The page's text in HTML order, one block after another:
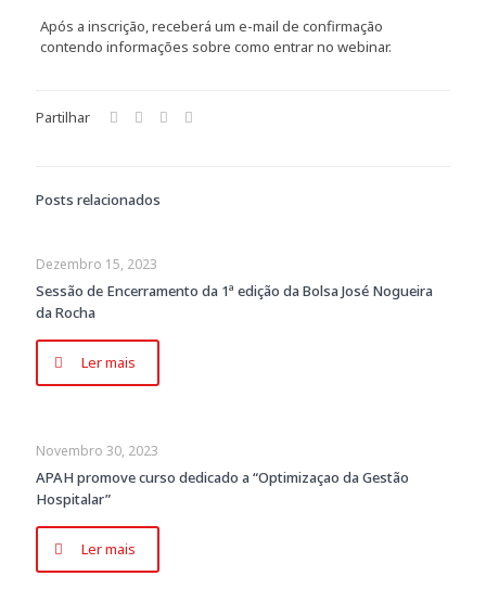
Após a inscrição, receberá um e-mail de confirmação
contendo informações sobre como entrar no webinar.
Partilhar
Posts relacionados
Dezembro 15, 2023
Sessão de Encerramento da 1ª edição da Bolsa José Nogueira
da Rocha
Ler mais
Novembro 30, 2023
APAH promove curso dedicado a “Optimizaçao da Gestão
Hospitalar”
Ler mais